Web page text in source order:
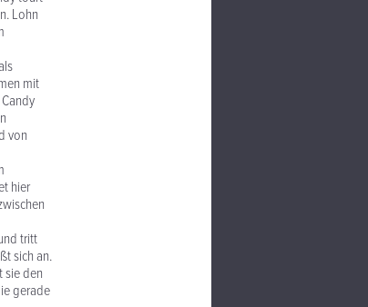
Lohn
mit
von
hier
tritt
sich an.
sie den
gerade